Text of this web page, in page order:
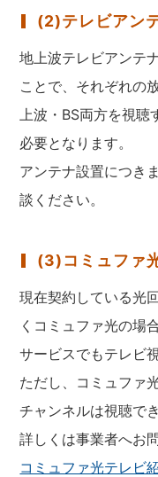
(2)テレビアン
地上波テレビアンテ
ことで、それぞれの
上波・BS両方を視聴
必要となります。
アンテナ設置につき
談ください。
(3)コミュファ
現在契約している光
くコミュファ光の場
サービスでもテレビ
ただし、コミュファ
チャンネルは視聴で
詳しくは事業者へお
コミュファ光テレビ